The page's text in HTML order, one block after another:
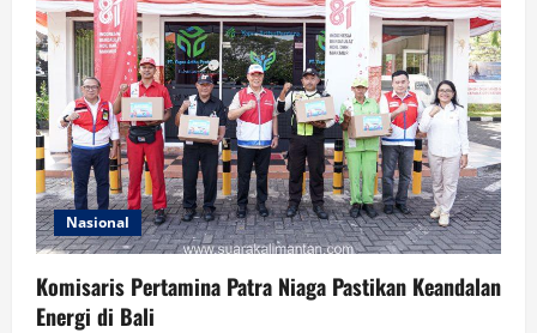
Nasional
Komisaris Pertamina Patra Niaga Pastikan Keandalan
Energi di Bali